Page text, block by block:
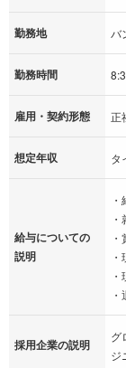
勤務地 バ
勤務時間
雇用・契約形態 正
想定年収 タ
給与についての
説明
採用企業の説明
グ
ジ